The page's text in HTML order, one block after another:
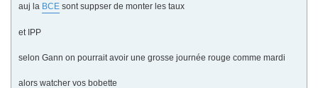
auj la BCE sont suppser de monter les taux
et IPP
selon Gann on pourrait avoir une grosse journée rouge comme mardi
alors watcher vos bobette